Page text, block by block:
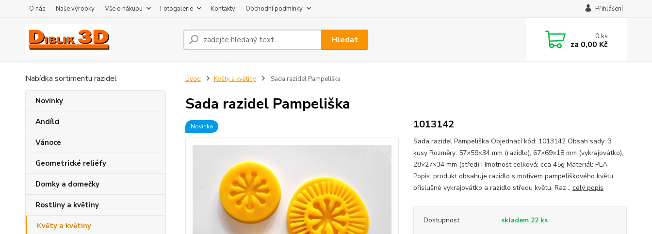
O nás Naše výrobky Vše o nákupu Fotogalerie Kontakty Obchodní podmínky Přihlášení
Hledat 0ks
za 0,00 Kč
Nabídka sortimentu razidel
Novinky
Andílci
Vánoce
Geometrické reliéfy
Domky a domečky
Rostliny a květiny
Květy a květiny
Úvod Květy a květiny Sada razidel Pampeliška
Sada razidel Pampeliška
Novinka 1013142
Sada razidel Pampeliška Objednací kód: 1013142 Obsah sady: 3
kusy Rozměry: 57×59×34 mm (razidlo), 67×69×18 mm (vykrajovátko),
28×27×34 mm (střed) Hmotnost celková: cca 45g Materiál: PLA
Popis: produkt obsahuje razidlo s motivem pampeliškového květu,
příslušné vykrajovátko a razidlo středu květu. Raz... celý popis
Dostupnost skladem 22 ks